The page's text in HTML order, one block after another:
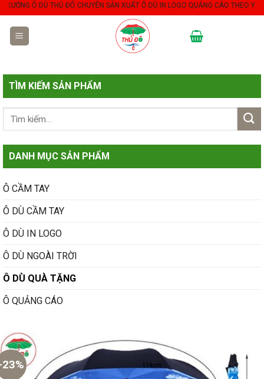
Skip
content
Ô DÙ THỦ ĐÔ CHUYÊN SẢN XUẤT Ô DÙ IN LOGO QUẢNG CÁO THEO YÊU
TÌM KIẾM SẢN PHẨM
DANH MỤC SẢN PHẨM
Ô CẦM TAY
Ô DÙ CẦM TAY
Ô DÙ IN LOGO
Ô DÙ NGOÀI TRỜI
Ô DÙ QUÀ TẶNG
Ô QUẢNG CÁO